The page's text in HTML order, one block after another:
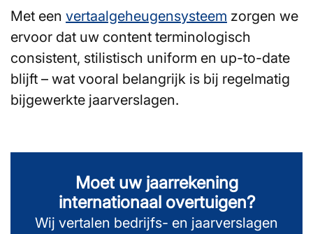
Met een vertaalgeheugensysteem zorgen we
ervoor dat uw content terminologisch
consistent, stilistisch uniform en up-to-date
blijft – wat vooral belangrijk is bij regelmatig
bijgewerkte jaarverslagen.
Moet uw jaarrekening
internationaal overtuigen?
Wij vertalen bedrijfs- en jaarverslagen